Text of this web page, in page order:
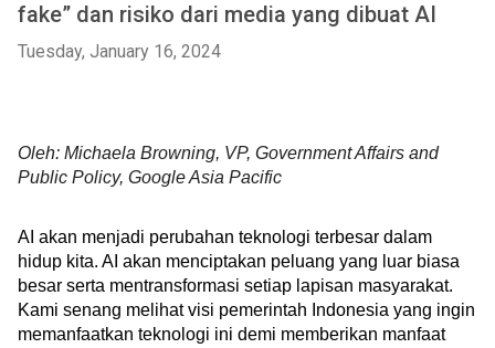
fake” dan risiko dari media yang dibuat AI
Tuesday, January 16, 2024
Oleh: Michaela Browning, VP, Government Affairs and
Public Policy, Google Asia Pacific
AI akan menjadi perubahan teknologi terbesar dalam
hidup kita. AI akan menciptakan peluang yang luar biasa
besar serta mentransformasi setiap lapisan masyarakat.
Kami senang melihat visi pemerintah Indonesia yang ingin
memanfaatkan teknologi ini demi memberikan manfaat